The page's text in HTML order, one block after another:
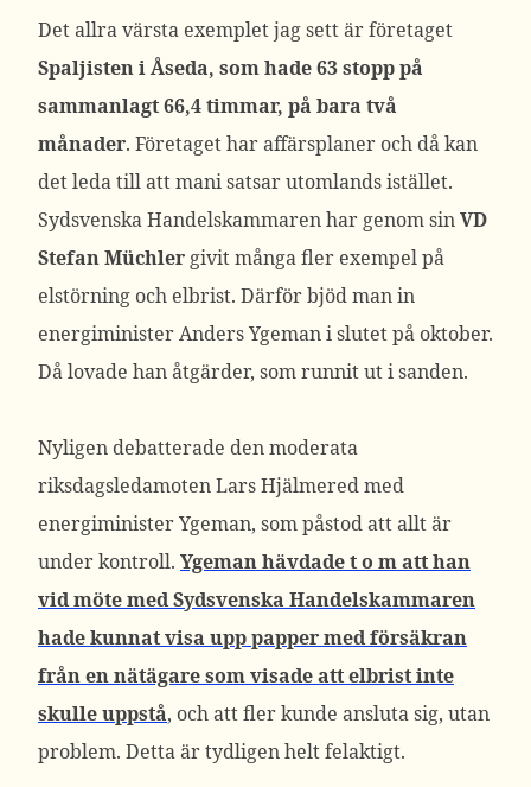
Det allra värsta exemplet jag sett är företaget
Spaljisten i Åseda, som hade 63 stopp på
sammanlagt 66,4 timmar, på bara två
månader. Företaget har affärsplaner och då kan
det leda till att mani satsar utomlands istället.
Sydsvenska Handelskammaren har genom sinVD
Stefan Müchler givit många fler exempel på
elstörning och elbrist. Därför bjöd man in
energiminister Anders Ygeman i slutet på oktober.
Då lovade han åtgärder, som runnit ut i sanden.
Nyligen debatterade den moderata
riksdagsledamoten Lars Hjälmered med
energiminister Ygeman, som påstod att allt är
under kontroll. Ygeman hävdade t o m att han
vid möte med Sydsvenska Handelskammaren
hade kunnat visa upp papper med försäkran
från en nätägare som visade att elbrist inte
skulle uppstå, och att fler kunde ansluta sig, utan
problem. Detta är tydligen helt felaktigt.